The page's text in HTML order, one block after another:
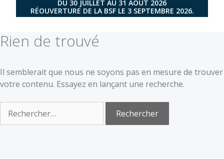
DU 30 JUILLET AU 31 AOÛT 2026
RÉOUVERTURE DE LA BSF LE 3 SEPTEMBRE 2026.
Rien de trouvé
Il semblerait que nous ne soyons pas en mesure de trouver
votre contenu. Essayez en lançant une recherche.